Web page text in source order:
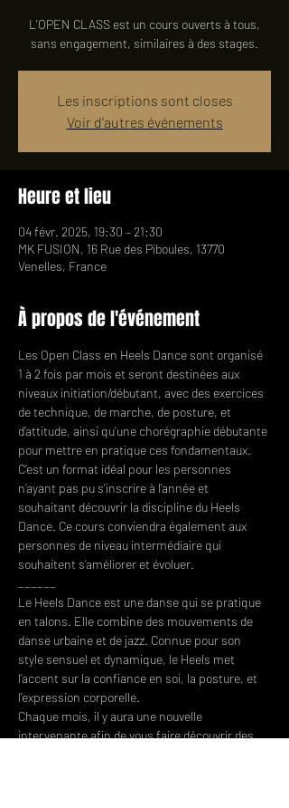
L'OPEN CLASS est un cours ouverts à tous,
sans engagement, similaires à des stages.
Les inscriptions sont closes
Voir d'autres événements
Heure et lieu
04 févr. 2025, 19:30 – 21:30
MK FUSION, 16 Rue des Piboules, 13770
Venelles, France
À propos de l'événement
Les Open Class en Heels Dance sont organisé
1 à 2 fois par mois et seront destinées aux
niveaux initiation/débutant, avec des exercices
de technique, de marche, de posture, et
d’attitude, ainsi qu’une chorégraphie débutante
pour mettre en pratique ces fondamentaux.
C’est un format idéal pour les personnes
n’ayant pas pu s’inscrire à l’année et
souhaitant découvrir la discipline du Heels
Dance. Ce cours conviendra également aux
personnes de niveau intermédiaire qui
souhaitent s’améliorer et évoluer.
Le Heels Dance est une danse qui se pratique
en talons. Elle combine des mouvements de
danse urbaine et de jazz. Connue pour son
style sensuel et dynamique, le Heels met
l’accent sur la confiance en soi, la posture, et
l’expression corporelle.
Chaque mois, il y aura une nouvelle
intervenante afin de vous faire découvrir des